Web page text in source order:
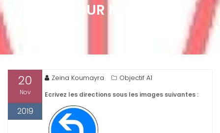
TRAVAIL POUR MARDI 26
NOVEMBRE
20
Nov
2019
Zeina Koumayra Objectif A1
Ecrivez les directions sous les images suivantes :